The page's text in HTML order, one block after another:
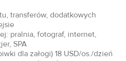
transferów, dodatkowych
pralnia, fotograf, internet,
SPA
dla załogi) 18 USD/os./dzień